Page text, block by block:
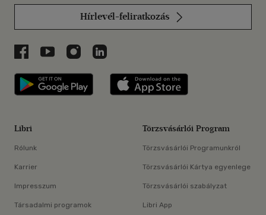
Hírlevél-feliratkozás
Libri a Facebookon
Libri a Youtube-on
Libri az Instagramon
Libri a LinkedInen
Libri applikáció Szerezd meg: Google
Libri
Rólunk
Karrier
Impresszum
Társadalmi programok
Törzsvásárlói Program
Törzsvásárlói Programunkról
Törzsvásárlói Kártya egyenlege
Törzsvásárlói szabályzat
Libri App